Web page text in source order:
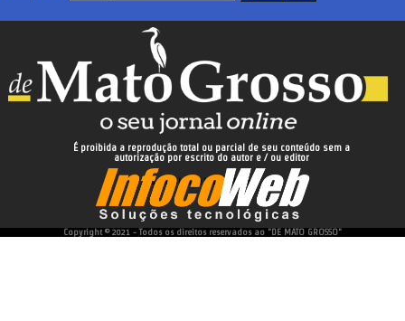
É proibida a reprodução total ou parcial de seu conteúdo sem a
autorização por escrito do autor e / ou editor
desenvolvido e hospedado por
Copyright © 2021 - Todos os direitos reservados ao "DE MATO GROSSO"